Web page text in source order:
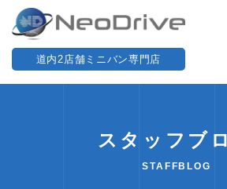
道内2店舗ミニバン専門店
スタッフブ
STAFFBLOG